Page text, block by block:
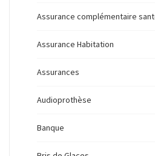
Assurance complémentaire
Assurance Habitation
Assurances
Audioprothèse
Banque